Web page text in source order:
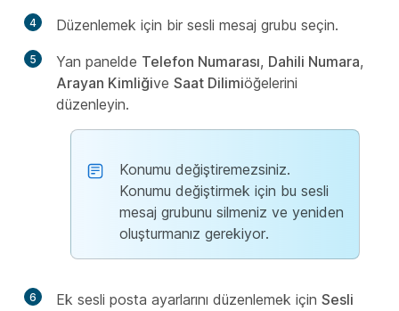
4 Düzenlemek için bir sesli mesaj grubu seçin.
5 Yan panelde Telefon Numarası, Dahili Numara,
Arayan Kimliğive Saat Dilimiöğelerini
düzenleyin.
Konumu değiştiremezsiniz.
Konumu değiştirmek için bu sesli
mesaj grubunu silmeniz ve yeniden
oluşturmanız gerekiyor.
6 Ek sesli posta ayarlarını düzenlemek için Sesli